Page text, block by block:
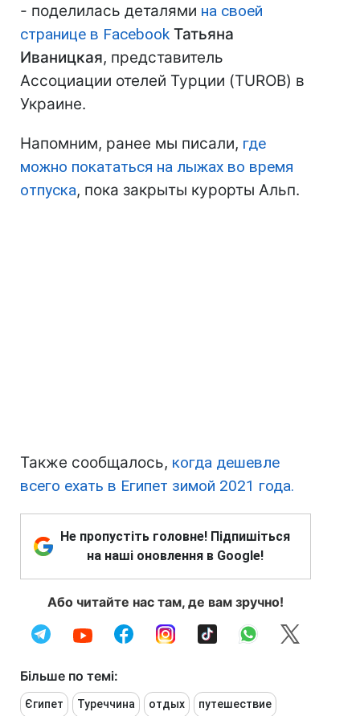
- поделилась деталями на своей
странице в Facebook Татьяна
Иваницкая, представитель
Ассоциации отелей Турции (TUROB) в
Украине.
Напомним, ранее мы писали, где
можно покататься на лыжах во время
отпуска, пока закрыты курорты Альп.
Также сообщалось, когда дешевле
всего ехать в Египет зимой 2021 года.
Не пропустіть головне! Підпишіться
на наші оновлення в Google!
Або читайте нас там, де вам зручно!
Більше по темі:
Єгипет Туреччина отдых путешествие